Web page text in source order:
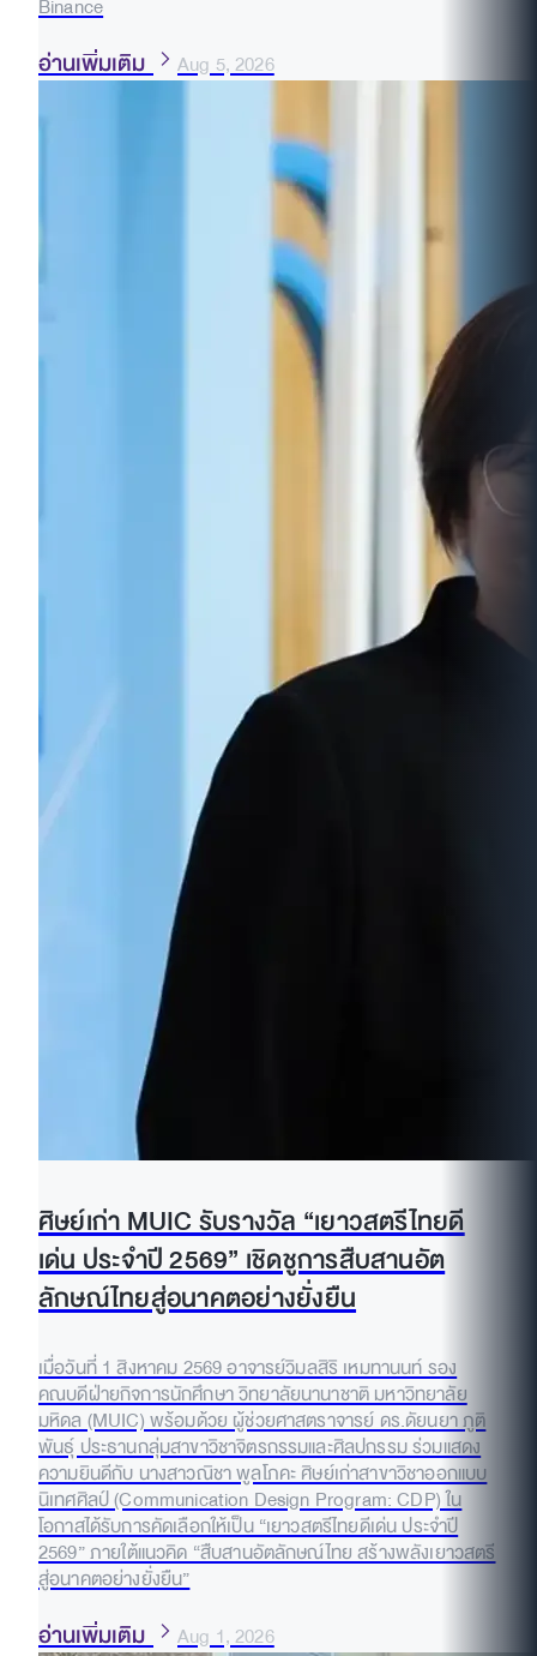
Binance
อ่านเพิ่มเติม Aug 5, 2026
ศิษย์เก่า MUIC รับรางวัล “เยาวสตรีไทยดี
เด่น ประจำปี 2569” เชิดชูการสืบสานอัต
ลักษณ์ไทยสู่อนาคตอย่างยั่งยืน
เมื่อวันที่ 1 สิงหาคม 2569 อาจารย์วิมลสิริ เหมทานนท์ รอง
คณบดีฝ่ายกิจการนักศึกษา วิทยาลัยนานาชาติ มหาวิทยาลัย
มหิดล (MUIC) พร้อมด้วย ผู้ช่วยศาสตราจารย์ ดร.ดัยนยา ภูติ
พันธุ์ ประธานกลุ่มสาขาวิชาจิตรกรรมและศิลปกรรม ร่วมแสดง
ความยินดีกับ นางสาวณิชา พูลโภคะ ศิษย์เก่าสาขาวิชาออกแบบ
นิเทศศิลป์ (Communication Design Program: CDP) ใน
โอกาสได้รับการคัดเลือกให้เป็น “เยาวสตรีไทยดีเด่น ประจำปี
2569” ภายใต้แนวคิด “สืบสานอัตลักษณ์ไทย สร้างพลังเยาวสตรี
สู่อนาคตอย่างยั่งยืน”
อ่านเพิ่มเติม Aug 1, 2026